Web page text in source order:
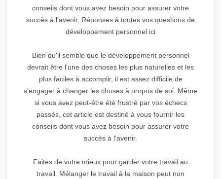
conseils dont vous avez besoin pour assurer votre
succès à l'avenir. Réponses à toutes vos questions de
développement personnel ici
Bien qu'il semble que le développement personnel
devrait être l'une des choses les plus naturelles et les
plus faciles à accomplir, il est assez difficile de
s'engager à changer les choses à propos de soi. Même
si vous avez peut-être été frustré par vos échecs
passés, cet article est destiné à vous fournir les
conseils dont vous avez besoin pour assurer votre
succès à l'avenir.
Faites de votre mieux pour garder votre travail au
travail. Mélanger le travail à la maison peut non